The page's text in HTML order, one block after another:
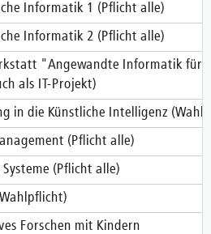
Informatik 1 (Pflicht alle)
Informatik 2 (Pflicht alle)
"Angewandte Informatik für
als IT-Projekt)
in die Künstliche Intelligenz
(Pflicht alle)
Systeme (Pflicht alle)
Forschen mit Kindern